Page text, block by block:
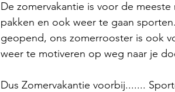
De zomervakantie is voor de
pakken en ook weer te gaan
geopend, ons zomerrooster is ook
weer te motiveren op weg naar je
Dus Zomervakantie voorbij.......